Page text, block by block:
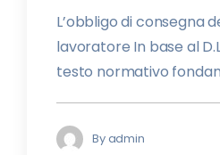
L’obbligo di consegna
lavoratore In base al
testo normativo
Byadmin